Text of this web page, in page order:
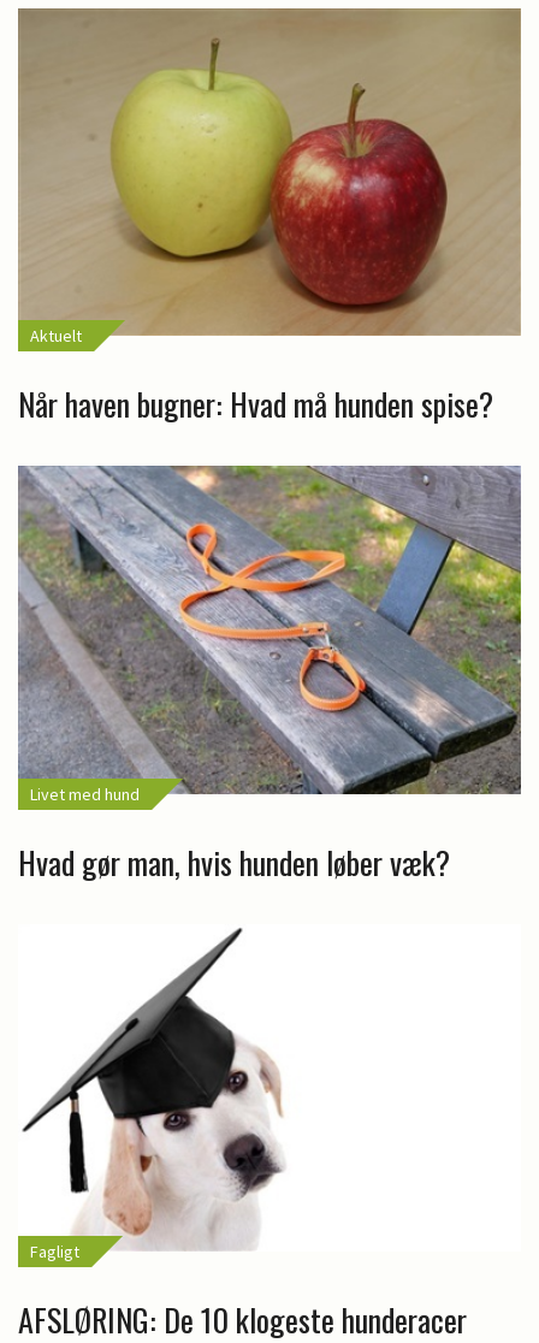
Aktuelt
Når haven bugner: Hvad må hunden spise?
Livet med hund
Hvad gør man, hvis hunden løber væk?
Fagligt
AFSLØRING: De 10 klogeste hunderacer